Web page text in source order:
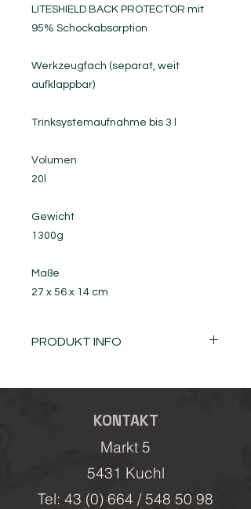
LITESHIELD BACK PROTECTOR mit
95% Schockabsorption
Werkzeugfach (separat, weit
aufklappbar)
Trinksystemaufnahme bis 3 l
Volumen
20l
Gewicht
1300g
Maße
27 x 56 x 14 cm
PRODUKT INFO
unterscheidet den FR TRAIL
TRAIL. Als kleines Extra verfügt
Hüftgurttasche.
KONTAKT
Markt 5
5431 Kuchl
Tel: 43 (0) 664 / 548 50 98